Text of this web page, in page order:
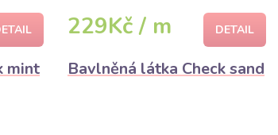
mint
229Kč / m DETAIL
Bavlněná látka Check sand